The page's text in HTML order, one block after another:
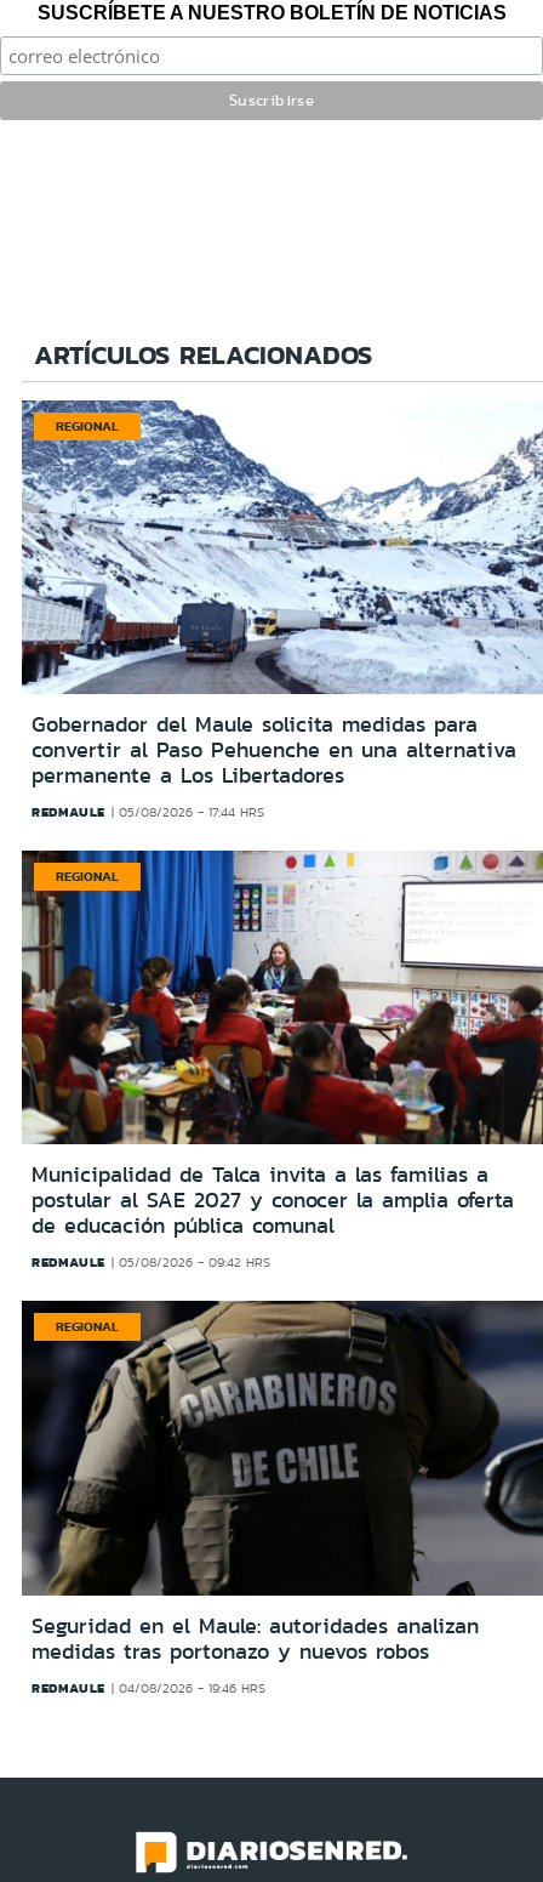
SUSCRÍBETE A NUESTRO BOLETÍN DE NOTICIAS
ARTÍCULOS RELACIONADOS
REGIONAL
Gobernador del Maule solicita medidas para
convertir al Paso Pehuenche en una alternativa
permanente a Los Libertadores
REDMAULE 05/08/2026 - 17:44 HRS
REGIONAL
Municipalidad de Talca invita a las familias a
postular al SAE 2027 y conocer la amplia oferta
de educación pública comunal
REDMAULE 05/08/2026 - 09:42 HRS
REGIONAL
Seguridad en el Maule: autoridades analizan
medidas tras portonazo y nuevos robos
REDMAULE 04/08/2026 - 19:46 HRS